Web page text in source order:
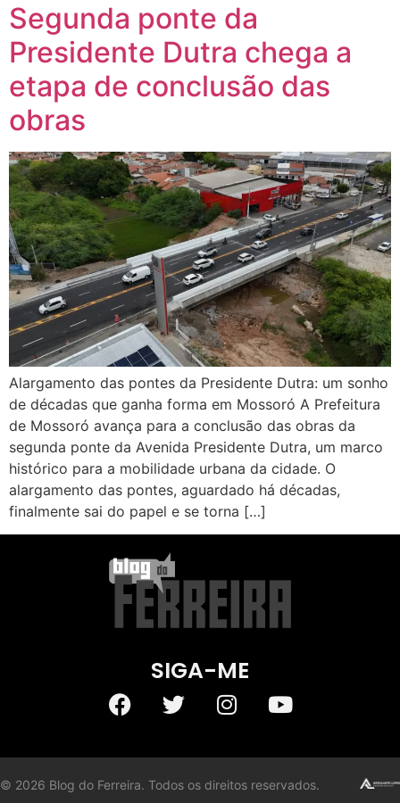
Segunda ponte da
Presidente Dutra chega a
etapa de conclusão das
obras
Alargamento das pontes da Presidente Dutra: um sonho
de décadas que ganha forma em Mossoró A Prefeitura
de Mossoró avança para a conclusão das obras da
segunda ponte da Avenida Presidente Dutra, um marco
histórico para a mobilidade urbana da cidade. O
alargamento das pontes, aguardado há décadas,
finalmente sai do papel e se torna […]
SIGA-ME
© 2026 Blog do Ferreira. Todos os direitos reservados.